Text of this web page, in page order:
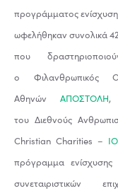
προγράμματος
ωφελήθηκαν συνολικά 42
που
ο Φιλανθρωπικός
Αθηνών ΑΠΟΣΤΟΛΗ,
του Διεθνούς
Christian Charities –
πρόγραμμα ενίσχυσης
συνεταιριστικών